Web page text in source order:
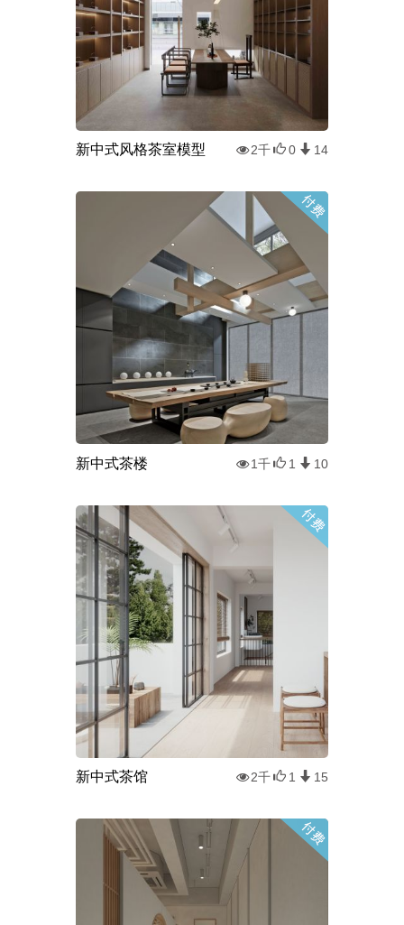
新中式风格茶室模型 2千 0 14
新中式茶楼 1千 1 10
新中式茶馆 2千 1 15